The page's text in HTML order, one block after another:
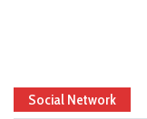
Social Network